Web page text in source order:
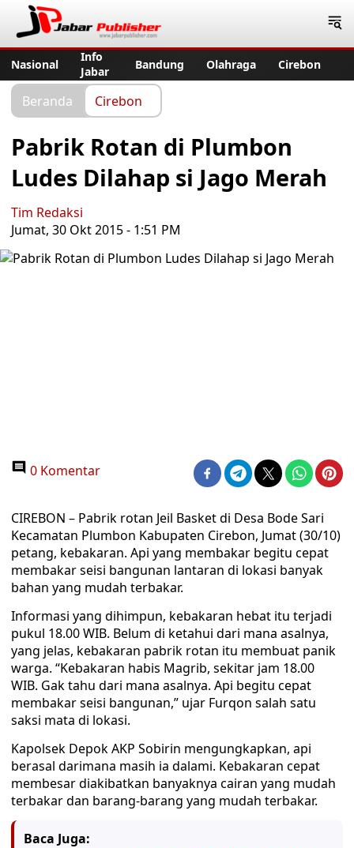
Nasional
Info
Jabar
Bandung Olahraga Cirebon
Beranda Cirebon
Pabrik Rotan di Plumbon
Ludes Dilahap si Jago Merah
Tim Redaksi
Jumat, 30 Okt 2015 - 1:51 PM
0 Komentar
CIREBON – Pabrik rotan Jeil Basket di Desa Bode Sari
Kecamatan Plumbon Kabupaten Cirebon, Jumat (30/10)
petang, kebakaran. Api yang membakar begitu cepat
membakar seisi bangunan lantaran di lokasi banyak
bahan yang mudah terbakar.
Informasi yang dihimpun, kebakaran hebat itu terjadi
pukul 18.00 WIB. Belum di ketahui dari mana asalnya,
yang jelas, kebakaran pabrik rotan itu membuat panik
warga. “Kebakaran habis Magrib, sekitar jam 18.00
WIB. Gak tahu dari mana asalnya. Api begitu cepat
membakar seisi bangunan,” ujar Furqon salah satu
saksi mata di lokasi.
Kapolsek Depok AKP Sobirin mengungkapkan, api
berasal darimana masih ia dalami. Kebakaran cepat
membesar diakibatkan banyaknya cairan yang mudah
terbakar dan barang-barang yang mudah terbakar.
Baca Juga: